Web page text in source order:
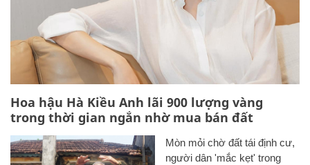
Hoa hậu Hà Kiều Anh lãi 900 lượng vàng
trong thời gian ngắn nhờ mua bán đất
Mòn mỏi chờ đất tái định cư,
người dân 'mắc kẹt' trong